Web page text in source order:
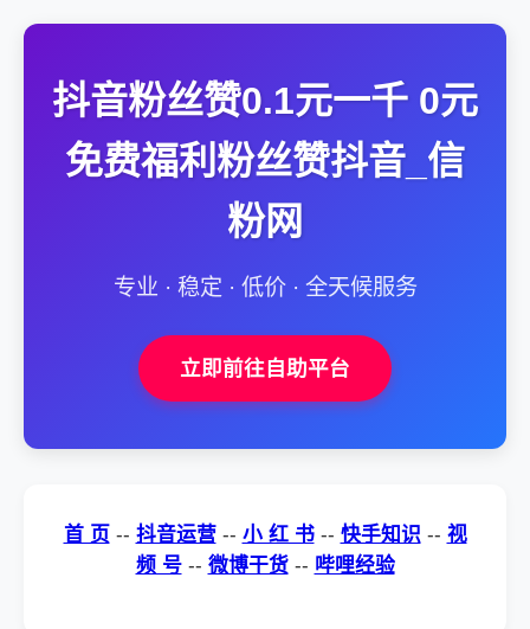
抖音粉丝赞0.1元一千 0元
免费福利粉丝赞抖音_信
粉网
专业 · 稳定 · 低价 · 全天候服务
立即前往自助平台
首 页 -- 抖音运营-- 小 红 书-- 快手知识 -- 视
频 号-- 微博干货-- 哔哩经验